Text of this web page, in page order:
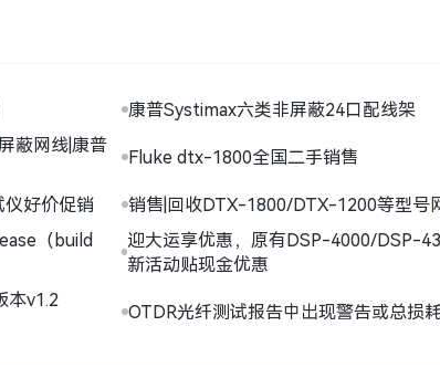
康普Systimax六类非屏蔽24口配线架
蔽网线|康普
Fluke dtx-1800全国二手销售
好价促销
销售|回收DTX-1800/DTX-1200等型号
（build
迎大运享优惠，原有DSP-4000/DSP-
新活动贴现金优惠
本v1.2
OTDR光纤测试报告中出现警告或总损